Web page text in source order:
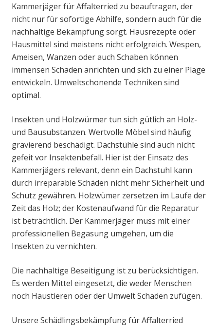
Kammerjäger für Affalterried zu beauftragen, der
nicht nur für sofortige Abhilfe, sondern auch für die
nachhaltige Bekämpfung sorgt. Hausrezepte oder
Hausmittel sind meistens nicht erfolgreich. Wespen,
Ameisen, Wanzen oder auch Schaben können
immensen Schaden anrichten und sich zu einer Plage
entwickeln. Umweltschonende Techniken sind
optimal.
Insekten und Holzwürmer tun sich gütlich an Holz-
und Bausubstanzen. Wertvolle Möbel sind häufig
gravierend beschädigt. Dachstühle sind auch nicht
gefeit vor Insektenbefall. Hier ist der Einsatz des
Kammerjägers relevant, denn ein Dachstuhl kann
durch irreparable Schäden nicht mehr Sicherheit und
Schutz gewähren. Holzwümer zersetzen im Laufe der
Zeit das Holz; der Kostenaufwand für die Reparatur
ist beträchtlich. Der Kammerjäger muss mit einer
professionellen Begasung umgehen, um die
Insekten zu vernichten.
Die nachhaltige Beseitigung ist zu berücksichtigen.
Es werden Mittel eingesetzt, die weder Menschen
noch Haustieren oder der Umwelt Schaden zufügen.
Unsere Schädlingsbekämpfung für Affalterried